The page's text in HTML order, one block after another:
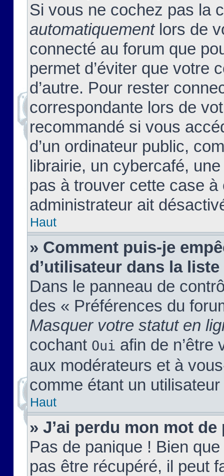
Si vous ne cochez pas la
automatiquementlors de
connecté au forum que
permet d’éviter que votre
d’autre. Pour rester
correspondante lors de
recommandé si vous
d’un ordinateur public,
librairie, un cybercafé,
pas à trouver cette case à
administrateur ait
Haut
» Comment puis-je
d’utilisateur dans la
Dans le panneau de
des « Préférences du
Masquer votre statut en
cochant Oui afin de n’être
aux modérateurs et à
comme étant un
Haut
» J’ai perdu mon mot de
Pas de panique ! Bien
pas être récupéré, il peut